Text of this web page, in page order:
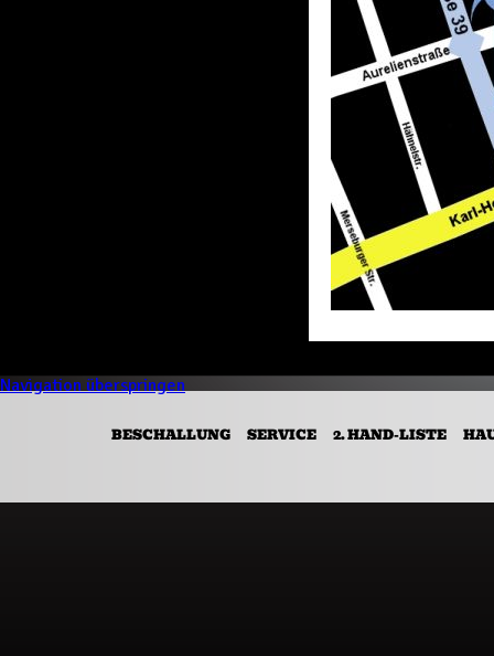
Navigation überspringen
BESCHALLUNG SERVICE 2. HAND-LISTE